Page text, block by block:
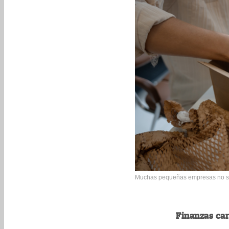
Muchas pequeñas empresas no
Finanzas